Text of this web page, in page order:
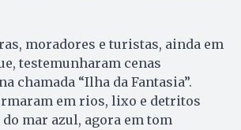
moradores e turistas, ainda em
testemunharam cenas
chamada “Ilha da Fantasia”.
em rios, lixo e detritos
mar azul, agora em tom